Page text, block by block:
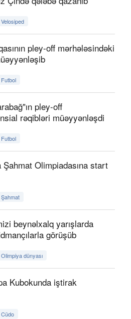
Velosiped
pley-off mərhələsindəki
Futbol
pley-off
rəqibləri müəyyənləşdi
Futbol
Olimpiadasına start
Şahmat
beynəlxalq yarışlarda
görüşüb
Olimpiya dünyası
Kubokunda iştirak
Cüdo